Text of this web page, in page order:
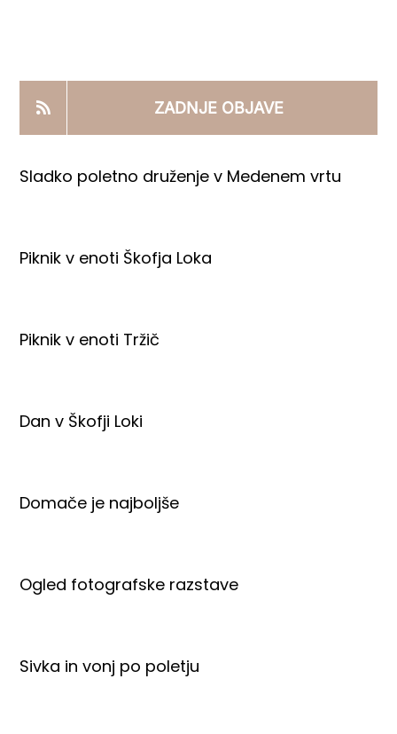
PRODAJNI IZDELKI
AKTUALNO
ZADNJE OBJAVE
Sladko poletno druženje v Medenem vrtu
Piknik v enoti Škofja Loka
Piknik v enoti Tržič
Dan v Škofji Loki
Domače je najboljše
Ogled fotografske razstave
Sivka in vonj po poletju